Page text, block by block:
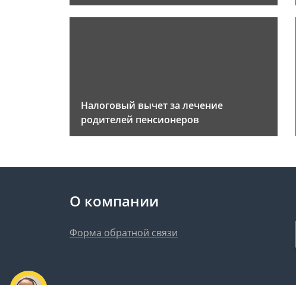
Налоговый вычет за лечение
родителей пенсионеров
О компании
Форма обратной связи